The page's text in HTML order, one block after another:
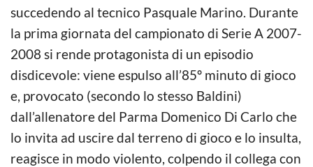
succedendo al tecnico Pasquale Marino. Durante
la prima giornata del campionato di Serie A 2007-
2008 si rende protagonista di un episodio
disdicevole: viene espulso all’85º minuto di gioco
e, provocato (secondo lo stesso Baldini)
dall’allenatore del Parma Domenico Di Carlo che
lo invita ad uscire dal terreno di gioco e lo insulta,
reagisce in modo violento, colpendo il collega con